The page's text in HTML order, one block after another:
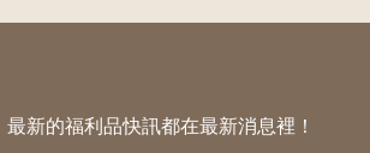
新的福利品快訊都在最新消息裡！